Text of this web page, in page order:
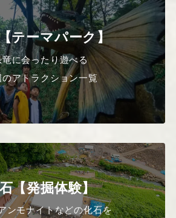
テーマパーク】
竜に会ったり遊べる
のアトラクション一覧
【発掘体験】
ンモナイトなどの化石を